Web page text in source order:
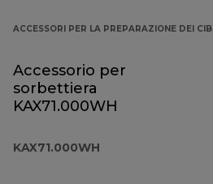
ACCESSORI PER LA PREPARAZIONE DEI CIBI
Accessorio per
sorbettiera
KAX71.000WH
KAX71.000WH